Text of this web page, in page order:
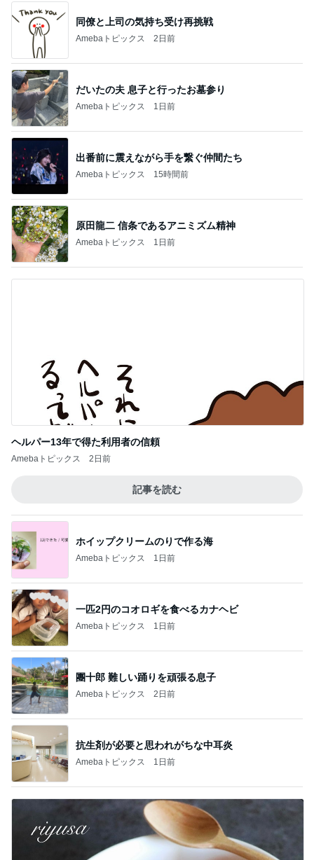
同僚と上司の気持ち受け再挑戦
Amebaトピックス 2日前
だいたの夫 息子と行ったお墓参り
Amebaトピックス 1日前
出番前に震えながら手を繋ぐ仲間たち
Amebaトピックス 15時間前
原田龍二 信条であるアニミズム精神
Amebaトピックス 1日前
ヘルパー13年で得た利用者の信頼
Amebaトピックス 2日前
記事を読む
ホイップクリームのりで作る海
Amebaトピックス 1日前
一匹2円のコオロギを食べるカナヘビ
Amebaトピックス 1日前
團十郎 難しい踊りを頑張る息子
Amebaトピックス 2日前
抗生剤が必要と思われがちな中耳炎
Amebaトピックス 1日前